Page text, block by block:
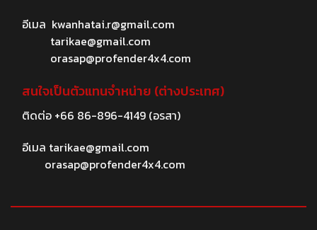
อีเมล kwanhatai.r@gmail.com
tarikae@gmail.com
orasap@profender4x4.com
สนใจเป็นตัวแทนจำหน่าย (ต่างประเทศ)
ติดต่อ +66 86-896-4149(อรสา)
อีเมล tarikae@gmail.com
orasap@profender4x4.com